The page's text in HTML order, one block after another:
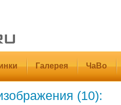
Галерея ЧаВо
(10):